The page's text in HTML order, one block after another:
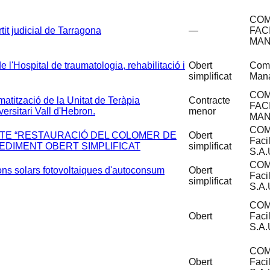
judicial de Tarragona —
l'Hospital de traumatologia, rehabilitació i Obert
simplificat
de la Unitat de Teràpia
Vall d'Hebron.
Contracte
menor
“RESTAURACIÓ DEL COLOMER DE
OBERT SIMPLIFICAT
Obert
simplificat
solars fotovoltaiques d'autoconsum
Obert
simplificat
Obert
Obert